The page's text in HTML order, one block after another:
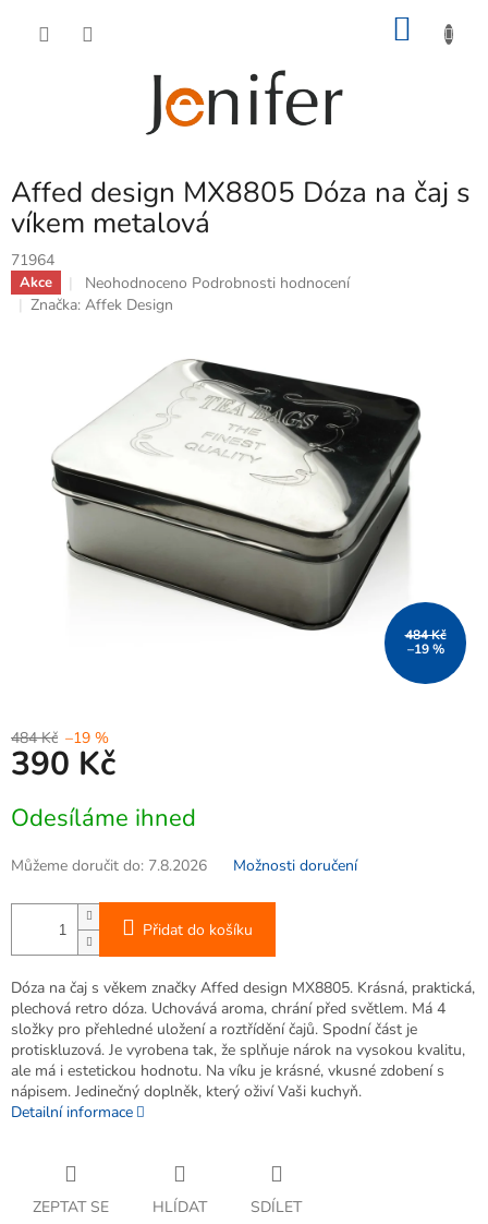
Affed design MX8805 Dóza na čaj s
víkem metalová
71964
Akce
Průměrné
hodnocení
hvězdiček.
Neohodnoceno Podrobnosti hodnocení
Značka: Affek Design
484 Kč
–19 %
484 Kč –19 %
390 Kč
cena:
Odesíláme ihned
Můžeme doručit do: 7.8.2026 Možnosti doručení
Přidat do košíku
Dóza na čaj s věkem značky Affed design MX8805. Krásná, praktická,
plechová retro dóza. Uchovává aroma, chrání před světlem. Má 4
složky pro přehledné uložení a roztřídění čajů. Spodní část je
protiskluzová. Je vyrobena tak, že splňuje nárok na vysokou kvalitu,
ale má i estetickou hodnotu. Na víku je krásné, vkusné zdobení s
nápisem. Jedinečný doplněk, který oživí Vaši kuchyň.
Detailní informace
ZEPTAT SE HLÍDAT SDÍLET